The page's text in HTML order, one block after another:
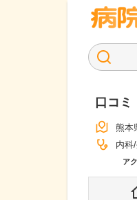
口コミ
熊本
内科
ア